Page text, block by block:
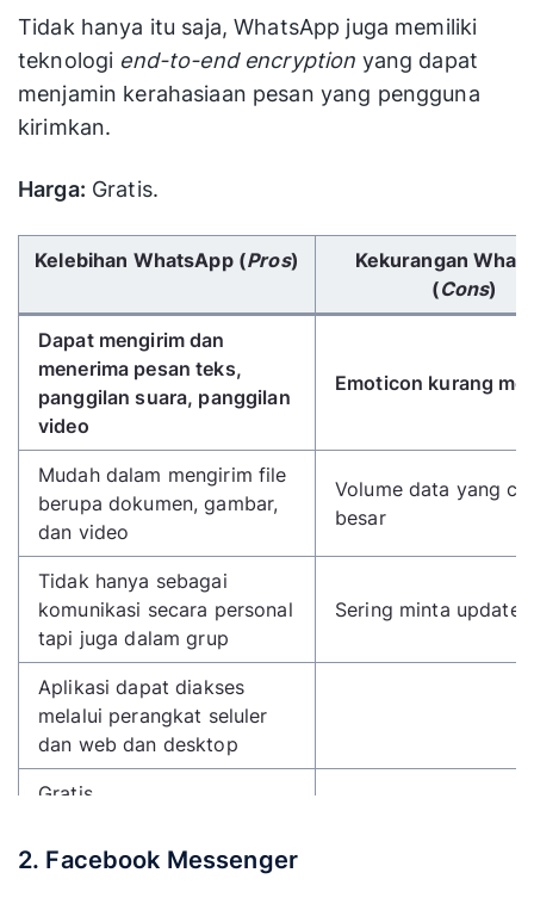
Tidak hanya itu saja, WhatsApp juga memiliki
teknologi end-to-end encryption yang dapat
menjamin kerahasiaan pesan yang pengguna
kirimkan.
Harga: Gratis.
Gunakan tombol panah kiri/kanan untuk
Kelebihan WhatsApp (Pros)
Kekurangan
(Cons)
Dapat mengirim dan
menerima pesan teks,
panggilan suara, panggilan
video
Emoticon kurang
Mudah dalam mengirim file
berupa dokumen, gambar,
dan video
Volume data yang
besar
Tidak hanya sebagai
komunikasi secara personal
tapi juga dalam grup
Sering minta update
Aplikasi dapat diakses
melalui perangkat seluler
dan web dan desktop
Gratis
enkripsi end-to-end
2. Facebook Messenger